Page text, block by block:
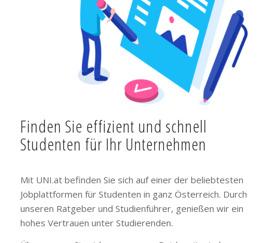
Finden Sie effizient und schnell
Studenten für Ihr Unternehmen
Mit UNI.at befinden Sie sich auf einer der beliebtesten
Jobplattformen für Studenten in ganz Österreich. Durch
unseren Ratgeber und Studienführer, genießen wir ein
hohes Vertrauen unter Studierenden.